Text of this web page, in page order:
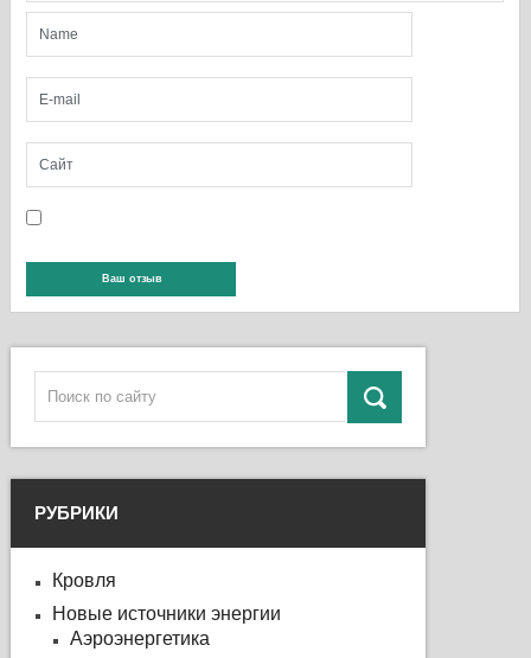
РУБРИКИ
Кровля
Новые источники энергии
Аэроэнергетика